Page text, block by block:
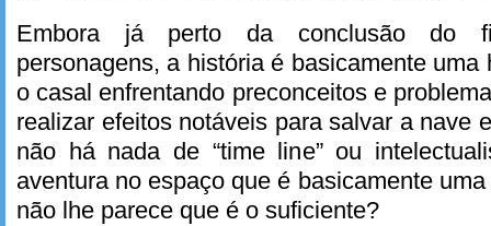
Embora já perto da conclusão do
personagens, a história é basicamente uma
o casal enfrentando preconceitos e
realizar efeitos notáveis para salvar a nave
não há nada de “time line” ou
aventura no espaço que é basicamente
não lhe parece que é o suficiente?